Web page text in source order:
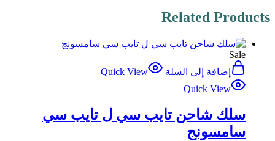
Related Products
Sale
إضافة إلى السلة
Quick View
Quick View
سلك شاحن تايب سي ل تايب سي
سامسونج